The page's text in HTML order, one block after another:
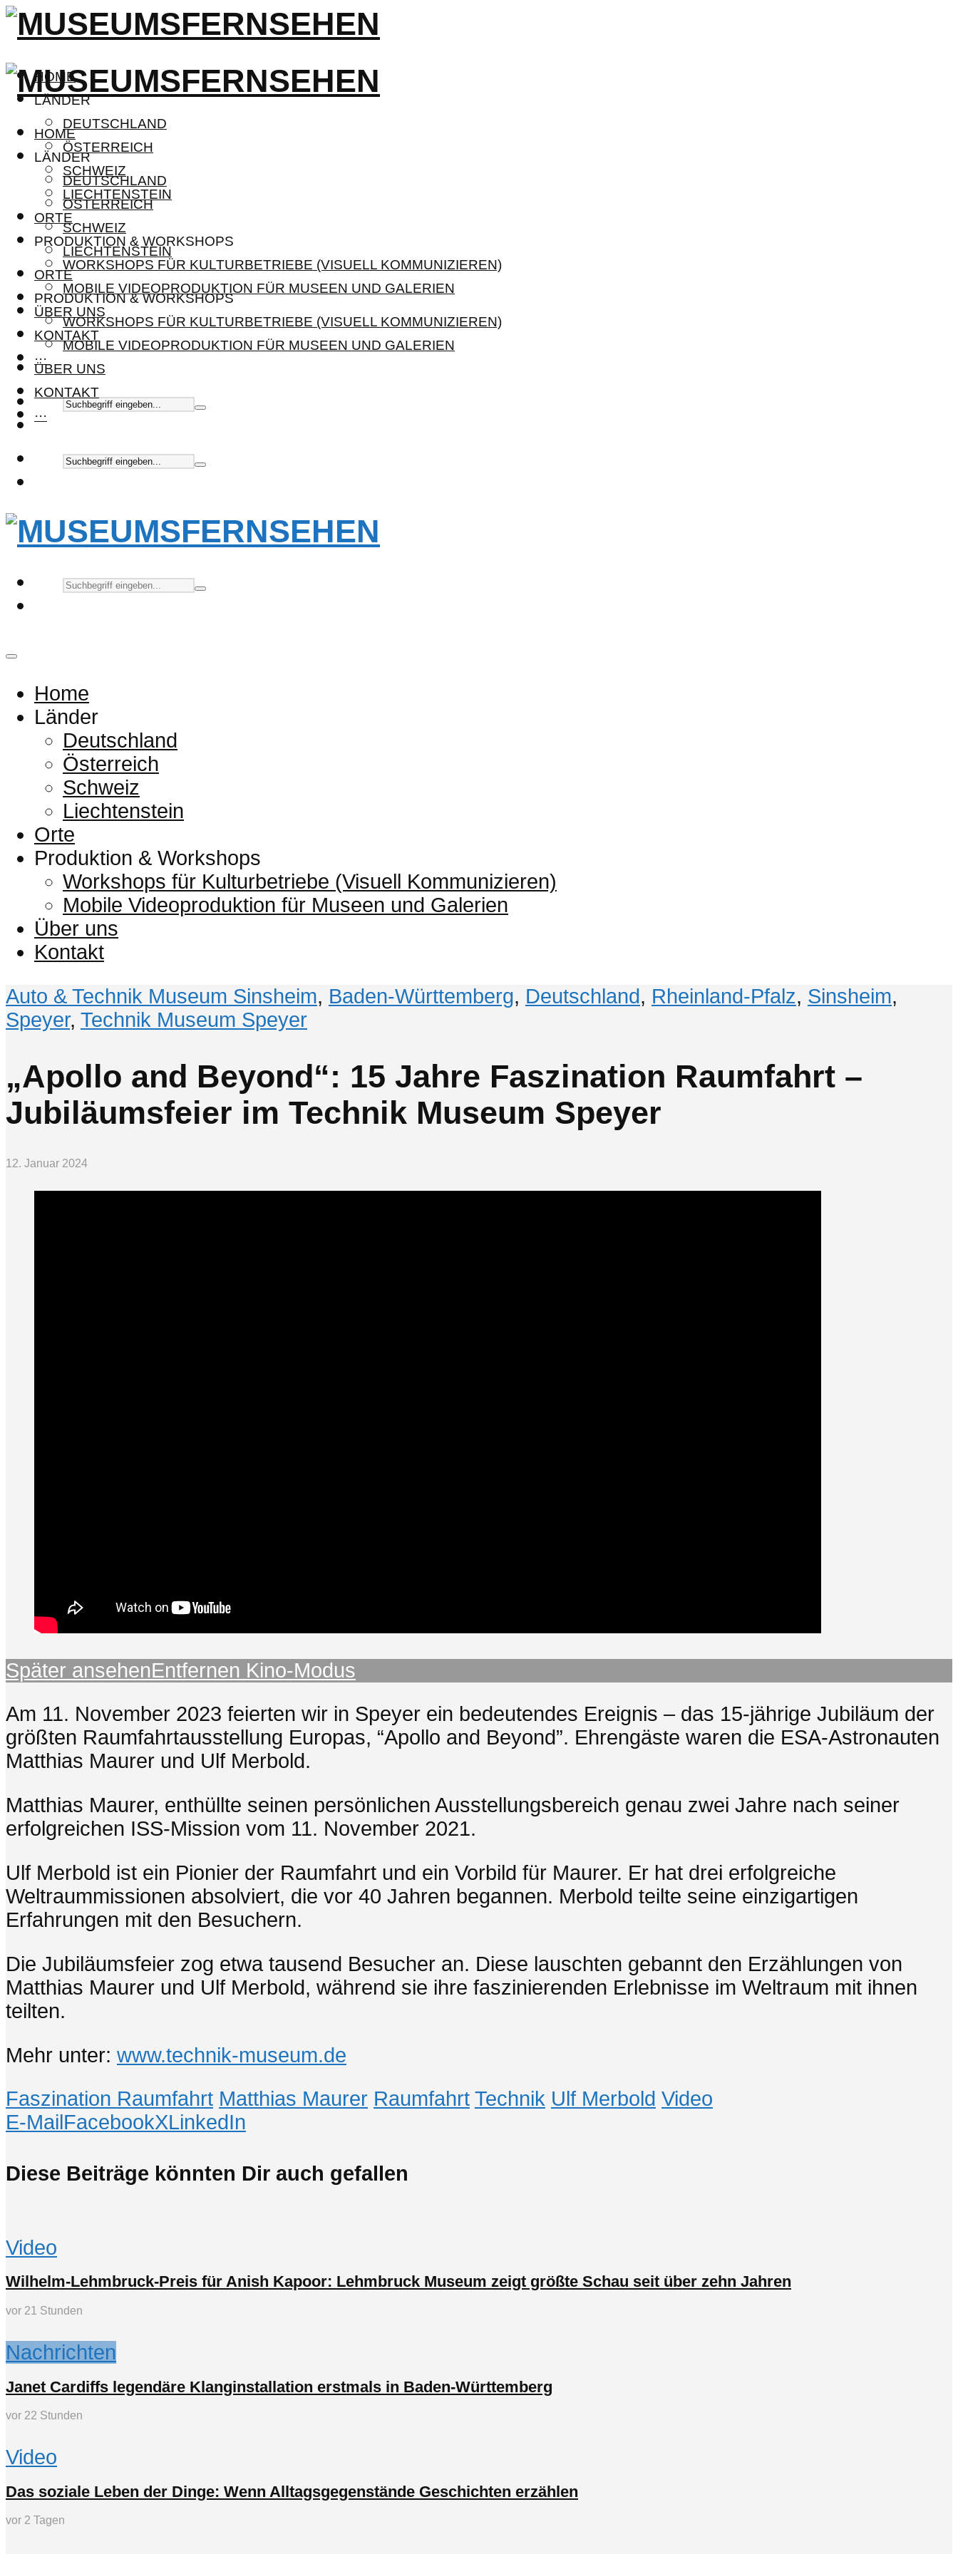
HOME
LÄNDER
DEUTSCHLAND
ÖSTERREICH
SCHWEIZ
LIECHTENSTEIN
ORTE
PRODUKTION & WORKSHOPS
WORKSHOPS FÜR KULTURBETRIEBE (VISUELL KOMMUNIZIEREN)
MOBILE VIDEOPRODUKTION FÜR MUSEEN UND GALERIEN
ÜBER UNS
KONTAKT
···
HOME
LÄNDER
DEUTSCHLAND
ÖSTERREICH
SCHWEIZ
LIECHTENSTEIN
ORTE
PRODUKTION & WORKSHOPS
WORKSHOPS FÜR KULTURBETRIEBE (VISUELL KOMMUNIZIEREN)
MOBILE VIDEOPRODUKTION FÜR MUSEEN UND GALERIEN
ÜBER UNS
KONTAKT
···
Home
Länder
Deutschland
Österreich
Schweiz
Liechtenstein
Orte
Produktion & Workshops
Workshops für Kulturbetriebe (Visuell Kommunizieren)
Mobile Videoproduktion für Museen und Galerien
Über uns
Kontakt
Auto & Technik Museum Sinsheim, Baden-Württemberg, Deutschland, Rheinland-Pfalz, Sinsheim,
Speyer, Technik Museum Speyer
„Apollo and Beyond“: 15 Jahre Faszination Raumfahrt –
Jubiläumsfeier im Technik Museum Speyer
12. Januar 2024
Später ansehenEntfernen Kino-Modus
Am 11. November 2023 feierten wir in Speyer ein bedeutendes Ereignis – das 15-jährige Jubiläum der
größten Raumfahrtausstellung Europas, “Apollo and Beyond”. Ehrengäste waren die ESA-Astronauten
Matthias Maurer und Ulf Merbold.
Matthias Maurer, enthüllte seinen persönlichen Ausstellungsbereich genau zwei Jahre nach seiner
erfolgreichen ISS-Mission vom 11. November 2021.
Ulf Merbold ist ein Pionier der Raumfahrt und ein Vorbild für Maurer. Er hat drei erfolgreiche
Weltraummissionen absolviert, die vor 40 Jahren begannen. Merbold teilte seine einzigartigen
Erfahrungen mit den Besuchern.
Die Jubiläumsfeier zog etwa tausend Besucher an. Diese lauschten gebannt den Erzählungen von
Matthias Maurer und Ulf Merbold, während sie ihre faszinierenden Erlebnisse im Weltraum mit ihnen
teilten.
Mehr unter: www.technik-museum.de
Faszination Raumfahrt Matthias Maurer Raumfahrt Technik Ulf Merbold Video
E-Mail FacebookXLinkedIn
Diese Beiträge könnten Dir auch gefallen
Video
Wilhelm-Lehmbruck-Preis für Anish Kapoor: Lehmbruck Museum zeigt größte Schau seit über zehn Jahren
vor 21 Stunden
Nachrichten
Janet Cardiffs legendäre Klanginstallation erstmals in Baden-Württemberg
vor 22 Stunden
Video
Das soziale Leben der Dinge: Wenn Alltagsgegenstände Geschichten erzählen
vor 2 Tagen